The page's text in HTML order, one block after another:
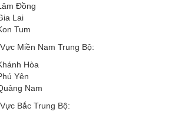
Đồng
Lai
Tum
Miền Nam Trung Bộ:
Hòa
Yên
Nam
Bắc Trung Bộ: